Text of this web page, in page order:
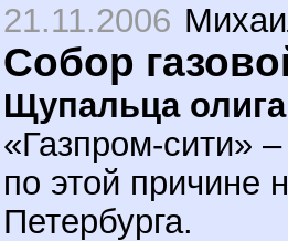
21.11.2006
Собор
Щупальца
«Газпром-сити»
по этой причине
Петербурга.